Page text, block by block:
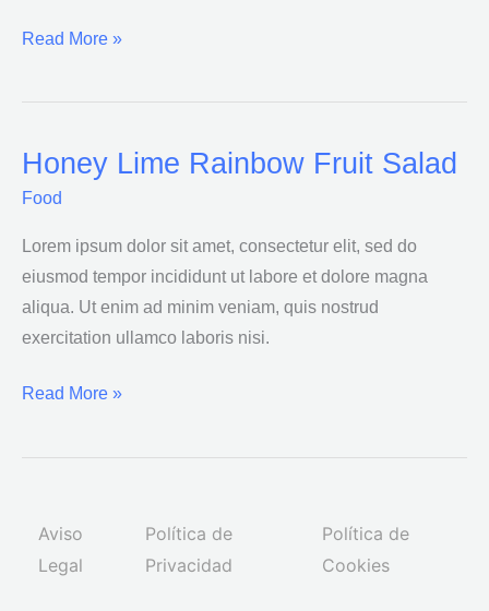
Read More »
Honey Lime Rainbow Fruit Salad
Food
Lorem ipsum dolor sit amet, consectetur elit, sed do
eiusmod tempor incididunt ut labore et dolore magna
aliqua. Ut enim ad minim veniam, quis nostrud
exercitation ullamco laboris nisi.
Honey
Lime
Fruit
Salad
Read More »
Aviso
Legal
Política de
Privacidad
Política de
Cookies